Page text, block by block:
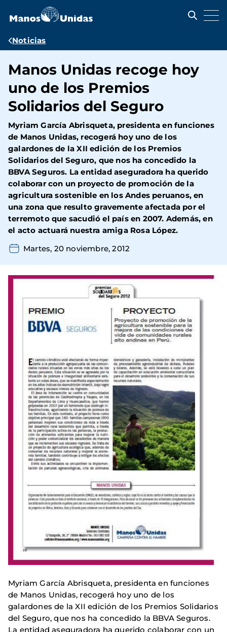
contenido
Ruta
navegación
Noticias
Manos Unidas recoge hoy
uno de los Premios
Solidarios del Seguro
Myriam García Abrisqueta, presidenta en funciones
de Manos Unidas, recogerá hoy uno de los
galardones de la XII edición de los Premios
Solidarios del Seguro, que nos ha concedido la
BBVA Seguros. La entidad aseguradora ha querido
colaborar con un proyecto de promoción de la
agricultura sostenible en los Andes peruanos, en
una zona que resulto gravemente afectada por el
terremoto que sacudió el país en 2007. Además, en
el acto actuará nuestra amiga Rosa López.
Martes, 20 noviembre, 2012
Myriam García Abrisqueta, presidenta en funciones
de Manos Unidas, recogerá hoy uno de los
galardones de la XII edición de los Premios Solidarios
del Seguro, que nos ha concedido la BBVA Seguros.
La entidad aseguradora ha querido colaborar con un